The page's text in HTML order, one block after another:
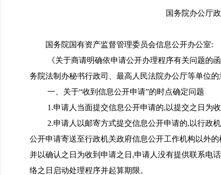
国务院办公厅
国务院国有资产监督管理委员会信息公开办公室:
《关于商请明确依申请公开办理程序有关问题的
务院法制办秘书行政司、最高人民法院办公厅等单位
一、关于“收到信息公开申请”的时点确定问题
1.申请人当面提交信息公开申请的,以提交之日为
2.申请人以邮寄方式提交信息公开申请的,以行政
公开申请寄送至行政机关政府信息公开工作机构以外
并以确认之日为收到申请之日,申请人没有提供联系电
络之日启动处理程序并起算期限。